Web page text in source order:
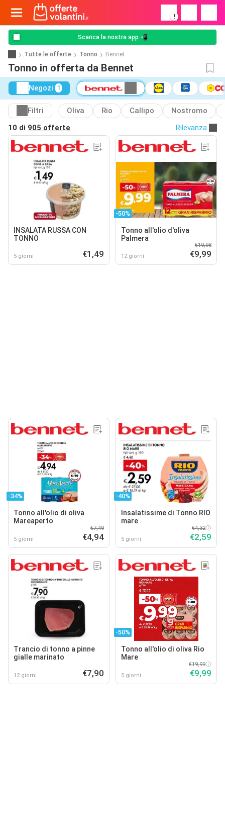
!
Scarica la nostra app 📲
Tutte le offerte Tonno Bennet
Tonno in offerta da Bennet
Negozi 1
Filtri Oliva Rio Callipo Nostromo
10 di 905 offerte Rilevanza
INSALATA RUSSA CON
TONNO
5 giorni €1,49
-50%
Tonno all'olio d'oliva
Palmera
12 giorni
€19,98
€9,99
-34%
Tonno all'olio di oliva
Mareaperto
5 giorni
€7,49
€4,94
-40%
Insalatissime di Tonno RIO
mare
5 giorni
€4,32
€2,59
Trancio di tonno a pinne
gialle marinato
12 giorni €7,90
-50%
Tonno all'olio di oliva Rio
Mare
5 giorni
€19,99
€9,99